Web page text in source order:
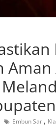
Embun Sari,